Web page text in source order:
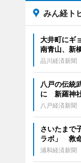
みん経ト
大井町にギ
南青山、新
品川経済新聞
八戸の伝統
に 新羅神
八戸経済新聞
さいたまで
ラボ」 救
浦和経済新聞